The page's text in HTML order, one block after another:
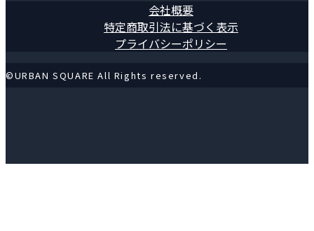
会社概要
特定商取引法に基づく表示
プライバシーポリシー
©URBAN SQUARE All Rights reserved.